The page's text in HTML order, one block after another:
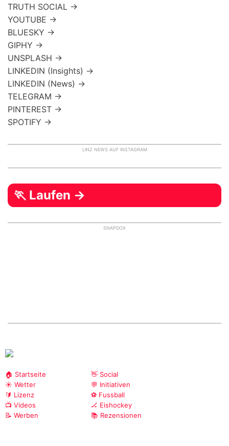
TRUTH SOCIAL →
YOUTUBE →
BLUESKY →
GIPHY →
UNSPLASH →
LINKEDIN (Insights) →
LINKEDIN (News) →
TELEGRAM →
PINTEREST →
SPOTIFY →
LINZ NEWS AUF INSTAGRAM
🏃 Laufen →
SNAPDOX
🏠 Startseite
☀️ Wetter
🔰 Lizenz
📺 Videos
📝 Werben
👋 Social
💬 Initiativen
⚽ Fussball
🏒 Eishockey
📚 Rezensionen